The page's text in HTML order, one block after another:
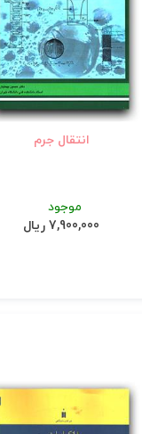
انتقال جرم
موجود
7,900,000 ریال